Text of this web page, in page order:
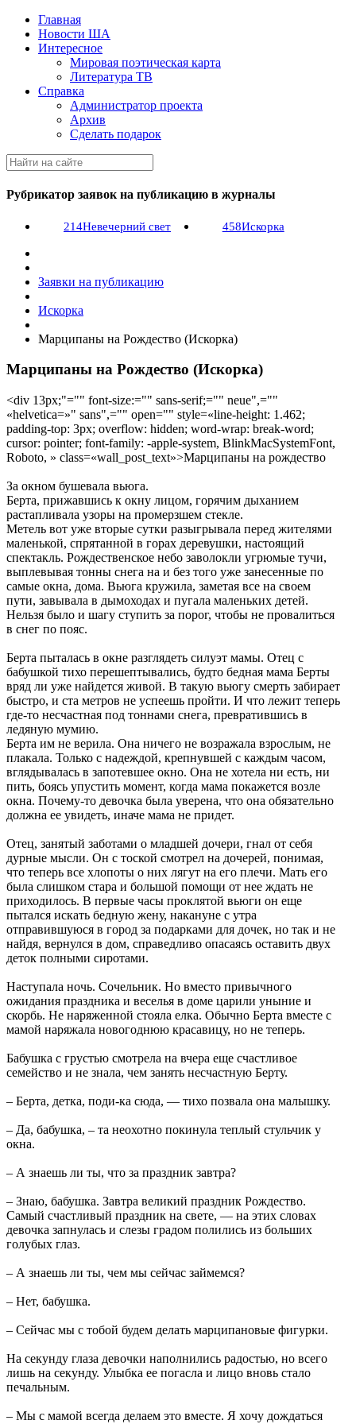
Главная
Новости ША
Интересное
Мировая поэтическая карта
Литература ТВ
Справка
Администратор проекта
Архив
Сделать подарок
Рубрикатор заявок на публикацию в журналы
214Невечерний свет 458Искорка
Заявки на публикацию
Искорка
Марципаны на Рождество (Искорка)
Марципаны на Рождество (Искорка)
<div 13px;"="" font-size:="" sans-serif;="" neue",=""
«helvetica=»" sans",="" open="" style=«line-height: 1.462;
padding-top: 3px; overflow: hidden; word-wrap: break-word;
cursor: pointer; font-family: -apple-system, BlinkMacSystemFont,
Roboto, » class=«wall_post_text»>Марципаны на рождество
За окном бушевала вьюга.
Берта, прижавшись к окну лицом, горячим дыханием
растапливала узоры на промерзшем стекле.
Метель вот уже вторые сутки разыгрывала перед жителями
маленькой, спрятанной в горах деревушки, настоящий
спектакль. Рождественское небо заволокли угрюмые тучи,
выплевывая тонны снега на и без того уже занесенные по
самые окна, дома. Вьюга кружила, заметая все на своем
пути, завывала в дымоходах и пугала маленьких детей.
Нельзя было и шагу ступить за порог, чтобы не провалиться
в снег по пояс.
Берта пыталась в окне разглядеть силуэт мамы. Отец с
бабушкой тихо перешептывались, будто бедная мама Берты
вряд ли уже найдется живой. В такую вьюгу смерть забирает
быстро, и ста метров не успеешь пройти. И что лежит теперь
где-то несчастная под тоннами снега, превратившись в
ледяную мумию.
Берта им не верила. Она ничего не возражала взрослым, не
плакала. Только с надеждой, крепнувшей с каждым часом,
вглядывалась в запотевшее окно. Она не хотела ни есть, ни
пить, боясь упустить момент, когда мама покажется возле
окна. Почему-то девочка была уверена, что она обязательно
должна ее увидеть, иначе мама не придет.
Отец, занятый заботами о младшей дочери, гнал от себя
дурные мысли. Он с тоской смотрел на дочерей, понимая,
что теперь все хлопоты о них лягут на его плечи. Мать его
была слишком стара и большой помощи от нее ждать не
приходилось. В первые часы проклятой вьюги он еще
пытался искать бедную жену, накануне с утра
отправившуюся в город за подарками для дочек, но так и не
найдя, вернулся в дом, справедливо опасаясь оставить двух
деток полными сиротами.
Наступала ночь. Сочельник. Но вместо привычного
ожидания праздника и веселья в доме царили уныние и
скорбь. Не наряженной стояла елка. Обычно Берта вместе с
мамой наряжала новогоднюю красавицу, но не теперь.
Бабушка с грустью смотрела на вчера еще счастливое
семейство и не знала, чем занять несчастную Берту.
– Берта, детка, поди-ка сюда, — тихо позвала она малышку.
– Да, бабушка, – та неохотно покинула теплый стульчик у
окна.
– А знаешь ли ты, что за праздник завтра?
– Знаю, бабушка. Завтра великий праздник Рождество.
Самый счастливый праздник на свете, — на этих словах
девочка запнулась и слезы градом полились из больших
голубых глаз.
– А знаешь ли ты, чем мы сейчас займемся?
– Нет, бабушка.
– Сейчас мы с тобой будем делать марципановые фигурки.
На секунду глаза девочки наполнились радостью, но всего
лишь на секунду. Улыбка ее погасла и лицо вновь стало
печальным.
– Мы с мамой всегда делаем это вместе. Я хочу дождаться